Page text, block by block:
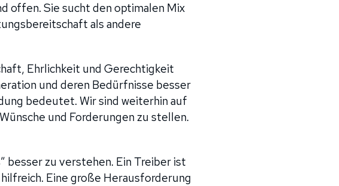
offen. Sie sucht den optimalen Mix
als andere
Ehrlichkeit und Gerechtigkeit
und deren Bedürfnisse besser
bedeutet. Wir sind weiterhin auf
und Forderungen zu stellen.
besser zu verstehen. Ein Treiber ist
Eine große Herausforderung